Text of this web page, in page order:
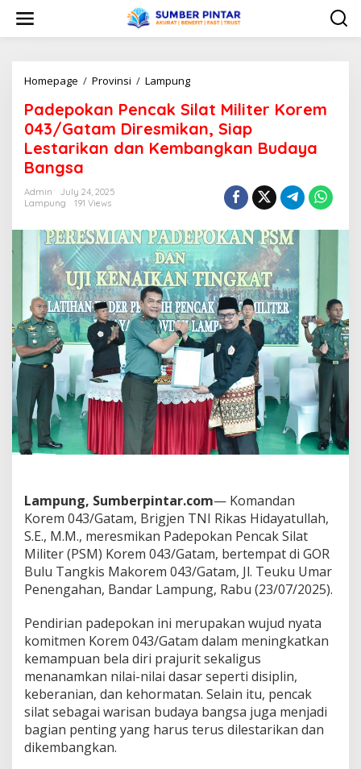
i
Homepage / Provinsi / Lampung
d
e
p
o
n
c
a
k
S
i
l
a
t
i
l
t
r
r
e
m
0
4
3
/
a
t
a
m
D
i
e
s
Padepokan Pencak Silat Militer Korem
043/Gatam Diresmikan, Siap
Lestarikan dan Kembangkan Budaya
Bangsa
Admin
July 24, 2025
Lampung
191 Views
Lampung, Sumberpintar.com— Komandan
Korem 043/Gatam, Brigjen TNI Rikas Hidayatullah,
S.E., M.M., meresmikan Padepokan Pencak Silat
Militer (PSM) Korem 043/Gatam, bertempat di GOR
Bulu Tangkis Makorem 043/Gatam, Jl. Teuku Umar
Penengahan, Bandar Lampung, Rabu (23/07/2025).
Pendirian padepokan ini merupakan wujud nyata
komitmen Korem 043/Gatam dalam meningkatkan
kemampuan bela diri prajurit sekaligus
menanamkan nilai-nilai dasar seperti disiplin,
keberanian, dan kehormatan. Selain itu, pencak
silat sebagai warisan budaya bangsa juga menjadi
bagian penting yang harus terus dilestarikan dan
dikembangkan.